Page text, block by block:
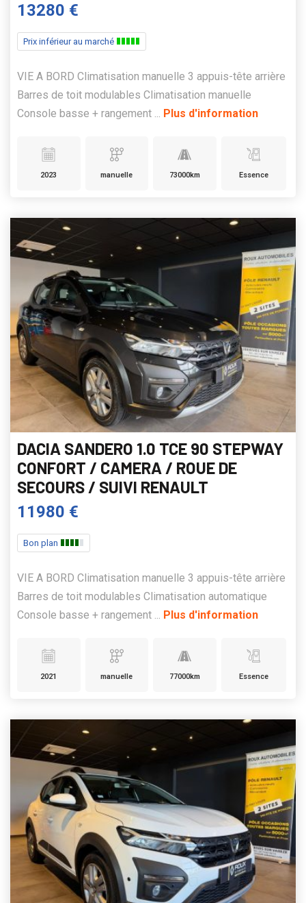
13280 €
Prix inférieur au marché
VIE A BORD Climatisation manuelle 3 appuis-tête arrière
Barres de toit modulables Climatisation manuelle
Console basse + rangement ... Plus d'information
2023 manuelle 73000km Essence
DACIA SANDERO 1.0 TCE 90 STEPWAY
CONFORT / CAMERA / ROUE DE
SECOURS / SUIVI RENAULT
11980 €
Bon plan
VIE A BORD Climatisation manuelle 3 appuis-tête arrière
Barres de toit modulables Climatisation automatique
Console basse + rangement ... Plus d'information
2021 manuelle 77000km Essence